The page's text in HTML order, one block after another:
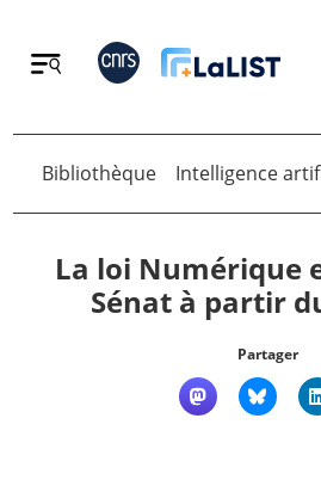
Retour
Bibliothèque
Intelligence
La loi Numérique
Sénat à partir
Partager